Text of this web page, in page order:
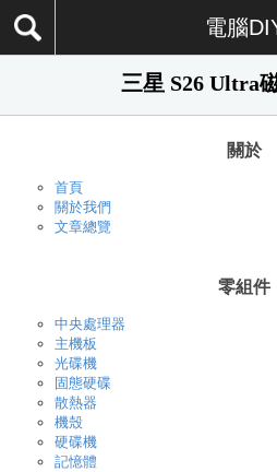
電腦
三星 S26 Ultra
關於
首頁
關於我們
文章總覽
零組件
中央處理器
主機板
光碟機
固態硬碟
散熱器
機殼
硬碟機
記憶體